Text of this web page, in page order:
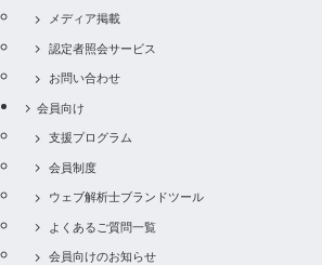
メディア掲載
認定者照会サービス
お問い合わせ
会員向け
支援プログラム
会員制度
ウェブ解析士ブランドツール
よくあるご質問一覧
会員向けのお知らせ